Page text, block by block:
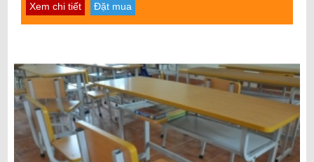
Xem chi tiết Đặt mua